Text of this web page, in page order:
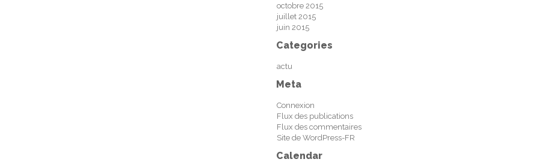
octobre 2015
juillet 2015
juin 2015
Categories
actu
Meta
Connexion
Flux des publications
Flux des commentaires
Site de WordPress-FR
Calendar